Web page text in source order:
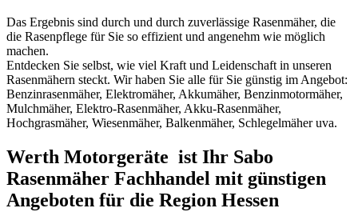
Das Ergebnis sind durch und durch zuverlässige Rasenmäher, die
die Rasenpflege für Sie so effizient und angenehm wie möglich
machen.
Entdecken Sie selbst, wie viel Kraft und Leidenschaft in unseren
Rasenmähern steckt. Wir haben Sie alle für Sie günstig im Angebot:
Benzinrasenmäher, Elektromäher, Akkumäher, Benzinmotormäher,
Mulchmäher, Elektro-Rasenmäher, Akku-Rasenmäher,
Hochgrasmäher, Wiesenmäher, Balkenmäher, Schlegelmäher uva.
Werth Motorgeräte ist Ihr Sabo
Rasenmäher Fachhandel mit günstigen
Angeboten für die Region Hessen